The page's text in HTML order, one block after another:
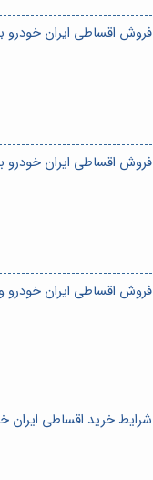
فروش اقساطی ایران خودرو
فروش اقساطی ایران خودرو با تمرکز بر 206 تیپ 2
فروش اقساطی ایران خودرو
شرایط خرید اقساطی ایران